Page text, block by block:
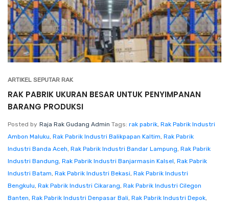
ARTIKEL SEPUTAR RAK
RAK PABRIK UKURAN BESAR UNTUK PENYIMPANAN
BARANG PRODUKSI
Posted by Raja Rak Gudang Admin Tags: rak pabrik, Rak Pabrik Industri
Ambon Maluku, Rak Pabrik Industri Balikpapan Kaltim, Rak Pabrik
Industri Banda Aceh, Rak Pabrik Industri Bandar Lampung, Rak Pabrik
Industri Bandung, Rak Pabrik Industri Banjarmasin Kalsel, Rak Pabrik
Industri Batam, Rak Pabrik Industri Bekasi, Rak Pabrik Industri
Bengkulu, Rak Pabrik Industri Cikarang, Rak Pabrik Industri Cilegon
Banten, Rak Pabrik Industri Denpasar Bali, Rak Pabrik Industri Depok,